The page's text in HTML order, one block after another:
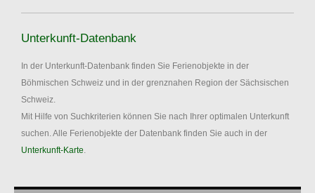
Unterkunft-Datenbank
In der Unterkunft-Datenbank finden Sie Ferienobjekte in der
Böhmischen Schweiz und in der grenznahen Region der Sächsischen
Schweiz.
Mit Hilfe von Suchkriterien können Sie nach Ihrer optimalen Unterkunft
suchen. Alle Ferienobjekte der Datenbank finden Sie auch in der
Unterkunft-Karte.